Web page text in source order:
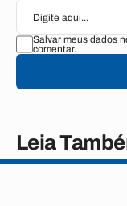
Salvar meus dados
comentar.
Leia